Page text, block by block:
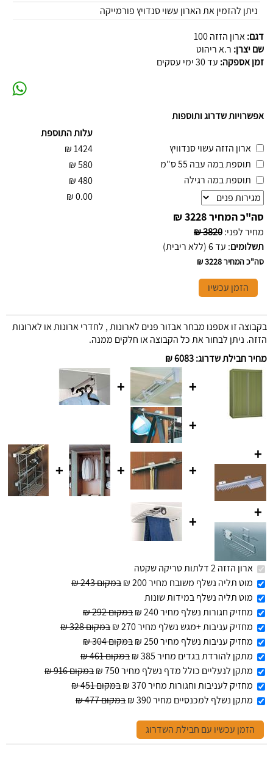
ניתן להזמין את הארון עשוי סנדויץ פורמייקה
דגם:ארון הזזה 100
שם יצרן: ר.א ריהוט
זמן אספקה: עד 30 ימי עסקים
אפשרויות שדרוג ותוספות
עלות התוספת
ארון הזזה עשוי סנדוויץ
1424
₪
תוספת במה עבה 55 ס"מ
580
₪
תוספת במה רגילה
480
₪
0.00
₪
סה"כ המחיר3228 ₪
מחיר לפני:
3820 ₪
תשלומים: עד 6 (ללא ריבית)
סה"כ המחיר3228 ₪
הזמן עכשיו
בקבוצה זו אספנו מבחר אבזור פנים לארונות , לחדרי ארונות או לארונות
הזזה. ניתן לבחור את כל הקבוצה או חלקים ממנה.
מחיר חבילת שדרוג:
6083 ₪
+
+
+
+
+
+
+
+
+
ארון הזזה 2 דלתות טריקה שקטה
מוט תליה נשלף משובח מחיר 200 ₪
במקום 243 ₪
מוט תליה נשלף במידות שונות
מחזיק חגורות נשלף מחיר 240 ₪
במקום 292 ₪
מחזיק עניבות +מגש נשלף מחיר 270 ₪
במקום 328 ₪
מחזיק עניבות נשלף מחיר 250 ₪
במקום 304 ₪
מתקן להורדת בגדים מחיר 385 ₪
במקום 461 ₪
מתקן לנעליים כולל מדף נשלף מחיר 750 ₪
במקום 916 ₪
מחזיק לעניבות וחגורות מחיר 370 ₪
במקום 451 ₪
מתקן נשלף למכנסיים מחיר 390 ₪
במקום 477 ₪
הזמן עכשיו עם חבילת השדרוג